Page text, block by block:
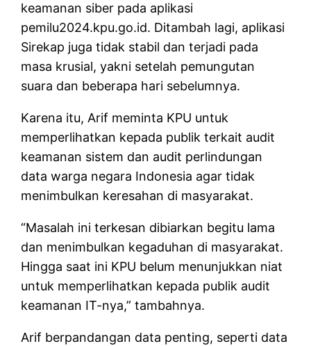
keamanan siber pada aplikasi
pemilu2024.kpu.go.id. Ditambah lagi, aplikasi
Sirekap juga tidak stabil dan terjadi pada
masa krusial, yakni setelah pemungutan
suara dan beberapa hari sebelumnya.
Karena itu, Arif meminta KPU untuk
memperlihatkan kepada publik terkait audit
keamanan sistem dan audit perlindungan
data warga negara Indonesia agar tidak
menimbulkan keresahan di masyarakat.
“Masalah ini terkesan dibiarkan begitu lama
dan menimbulkan kegaduhan di masyarakat.
Hingga saat ini KPU belum menunjukkan niat
untuk memperlihatkan kepada publik audit
keamanan IT-nya,” tambahnya.
Arif berpandangan data penting, seperti data